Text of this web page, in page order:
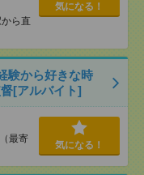
ら直
気になる！
験から好きな時
[アルバイト]
最寄
気になる！